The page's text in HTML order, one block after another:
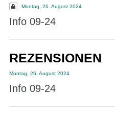
Montag, 26. August 2024
Info 09-24
REZENSIONEN
Montag, 26. August 2024
Info 09-24